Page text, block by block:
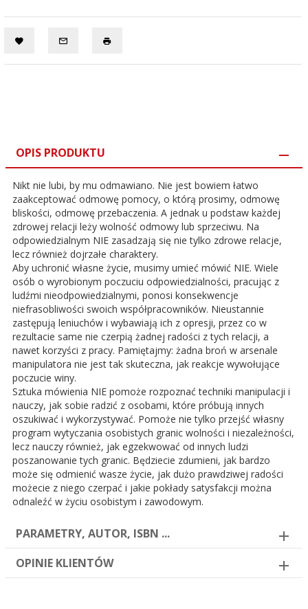
OPIS PRODUKTU
Nikt nie lubi, by mu odmawiano. Nie jest bowiem łatwo
zaakceptować odmowę pomocy, o którą prosimy, odmowę
bliskości, odmowę przebaczenia. A jednak u podstaw każdej
zdrowej relacji leży wolność odmowy lub sprzeciwu. Na
odpowiedzialnym NIE zasadzają się nie tylko zdrowe relacje,
lecz również dojrzałe charaktery.
Aby uchronić własne życie, musimy umieć mówić NIE. Wiele
osób o wyrobionym poczuciu odpowiedzialności, pracując z
ludźmi nieodpowiedzialnymi, ponosi konsekwencje
niefrasobliwości swoich współpracowników. Nieustannie
zastępują leniuchów i wybawiają ich z opresji, przez co w
rezultacie same nie czerpią żadnej radości z tych relacji, a
nawet korzyści z pracy. Pamiętajmy: żadna broń w arsenale
manipulatora nie jest tak skuteczna, jak reakcje wywołujące
poczucie winy.
Sztuka mówienia NIE pomoże rozpoznać techniki manipulacji i
nauczy, jak sobie radzić z osobami, które próbują innych
oszukiwać i wykorzystywać. Pomoże nie tylko przejść własny
program wytyczania osobistych granic wolności i niezależności,
lecz nauczy również, jak egzekwować od innych ludzi
poszanowanie tych granic. Będziecie zdumieni, jak bardzo
może się odmienić wasze życie, jak dużo prawdziwej radości
możecie z niego czerpać i jakie pokłady satysfakcji można
odnaleźć w życiu osobistym i zawodowym.
PARAMETRY, AUTOR, ISBN ...
OPINIE KLIENTÓW